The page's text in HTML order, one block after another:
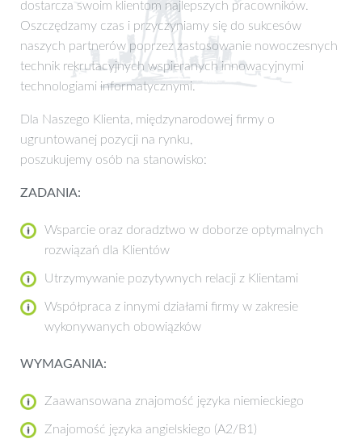
dostarcza swoim klientom najlepszych pracowników.
Oszczędzamy czas i przyczyniamy się do sukcesów
naszych partnerów poprzez zastosowanie nowoczesnych
technik rekrutacyjnych wspieranych innowacyjnymi
technologiami informatycznymi.
Dla Naszego Klienta, międzynarodowej firmy o
ugruntowanej pozycji na rynku,
poszukujemy osób na stanowisko:
ZADANIA:
Wsparcie oraz doradztwo w doborze optymalnych
rozwiązań dla Klientów
Utrzymywanie pozytywnych relacji z Klientami
Współpraca z innymi działami firmy w zakresie
wykonywanych obowiązków
WYMAGANIA:
Zaawansowana znajomość języka niemieckiego
Znajomość języka angielskiego (A2/B1)